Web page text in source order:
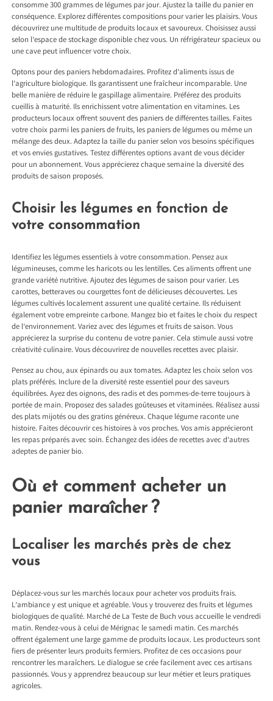
consomme 300 grammes de légumes par jour. Ajustez la taille du panier en
conséquence. Explorez différentes compositions pour varier les plaisirs. Vous
découvrirez une multitude de produits locaux et savoureux. Choisissez aussi
selon l’espace de stockage disponible chez vous. Un réfrigérateur spacieux ou
une cave peut influencer votre choix.
Optons pour des paniers hebdomadaires. Profitez d’aliments issus de
l’agriculture biologique. Ils garantissent une fraîcheur incomparable. Une
belle manière de réduire le gaspillage alimentaire. Préférez des produits
cueillis à maturité. Ils enrichissent votre alimentation en vitamines. Les
producteurs locaux offrent souvent des paniers de différentes tailles. Faites
votre choix parmi les paniers de fruits, les paniers de légumes ou même un
mélange des deux. Adaptez la taille du panier selon vos besoins spécifiques
et vos envies gustatives. Testez différentes options avant de vous décider
pour un abonnement. Vous apprécierez chaque semaine la diversité des
produits de saison proposés.
Choisir les légumes en fonction de
votre consommation
Identifiez les légumes essentiels à votre consommation. Pensez aux
légumineuses, comme les haricots ou les lentilles. Ces aliments offrent une
grande variété nutritive. Ajoutez des légumes de saison pour varier. Les
carottes, betteraves ou courgettes font de délicieuses découvertes. Les
légumes cultivés localement assurent une qualité certaine. Ils réduisent
également votre empreinte carbone. Mangez bio et faites le choix du respect
de l’environnement. Variez avec des légumes et fruits de saison. Vous
apprécierez la surprise du contenu de votre panier. Cela stimule aussi votre
créativité culinaire. Vous découvrirez de nouvelles recettes avec plaisir.
Pensez au chou, aux épinards ou aux tomates. Adaptez les choix selon vos
plats préférés. Inclure de la diversité reste essentiel pour des saveurs
équilibrées. Ayez des oignons, des radis et des pommes-de-terre toujours à
portée de main. Proposez des salades goûteuses et vitaminées. Réalisez aussi
des plats mijotés ou des gratins généreux. Chaque légume raconte une
histoire. Faites découvrir ces histoires à vos proches. Vos amis apprécieront
les repas préparés avec soin. Échangez des idées de recettes avec d’autres
adeptes de panier bio.
Où et comment acheter un
panier maraîcher ?
Localiser les marchés près de chez
vous
Déplacez-vous sur les marchés locaux pour acheter vos produits frais.
L’ambiance y est unique et agréable. Vous y trouverez des fruits et légumes
biologiques de qualité. Marché de La Teste de Buch vous accueille le vendredi
matin. Rendez-vous à celui de Mérignac le samedi matin. Ces marchés
offrent également une large gamme de produits locaux. Les producteurs sont
fiers de présenter leurs produits fermiers. Profitez de ces occasions pour
rencontrer les maraîchers. Le dialogue se crée facilement avec ces artisans
passionnés. Vous y apprendrez beaucoup sur leur métier et leurs pratiques
agricoles.